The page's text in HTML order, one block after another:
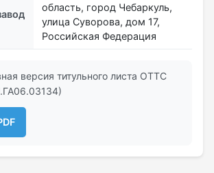
область, город Чебаркуль,
улица Суворова, дом 17,
Российская Федерация
версия титульного листа ОТТС